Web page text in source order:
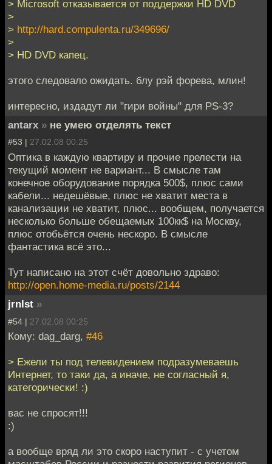
> Microsoft отказывается от поддержки HD DVD
>
> http://hard.compulenta.ru/349696/
>
> HD DVD капец.
этого следовало ожидать. блу рэй форева, млин!
интересно, издадут ли "гири войны" для PS-3?
antarx » не умею отделять текст
#53 | 27.02.08 00:25
Оптика в каждую квартиру и прочие прелести на
текущий момент не вариант... В смысле там
конечное оборудование порядка 500$, плюс сами
кабели... недешёвые, плюс не хватит места в
канализации не хватит, плюс... вообщем, получается
несколько больше обещаемых 100кк$ на Москву,
плюс отобьётся очень нескоро. В смысле
фантастика всё это...
Тут написано на этот счёт довольно здраво:
http://open.home-media.ru/posts/2144
jrnlst »
#54 | 27.02.08 00:25
Кому: dag_darg, #46
> Ежели ты под телевидением подразумеваешь
Интернет, то таки да, а иначе, не согласный я,
категорически! :)
вас не спросят!!!
:)
а вообще вряд ли это скоро наступит - с учетом